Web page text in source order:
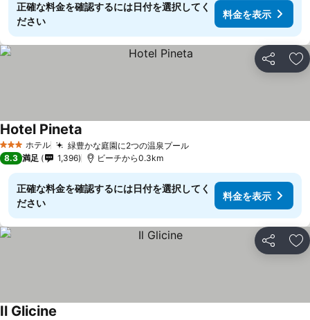
正確な料金を確認するには日付を選択してく
ださい
料金を表示
シェア お
3 ホテルのランク
ホテル 緑豊かな庭園に2つの温泉プール
Hotel Pineta
8.3 満足 1,396 ビーチから0.3km
正確な料金を確認するには日付を選択してく
ださい
料金を表示
シェア お
Il Glicine